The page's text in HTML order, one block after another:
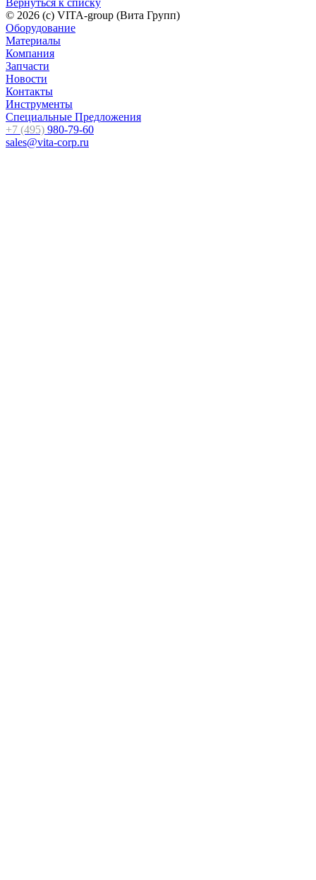
Вернуться к списку
© 2026 (c) VITA-group (Вита Групп)
Оборудование
Материалы
Компания
Запчасти
Новости
Контакты
Инструменты
Специальные Предложения
+7 (495) 980-79-60
sales@vita-corp.ru